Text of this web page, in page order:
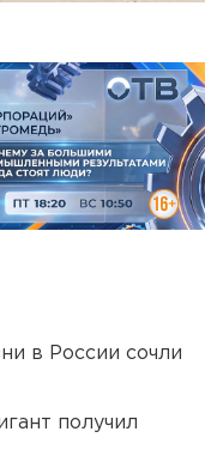
в России сочли
получил